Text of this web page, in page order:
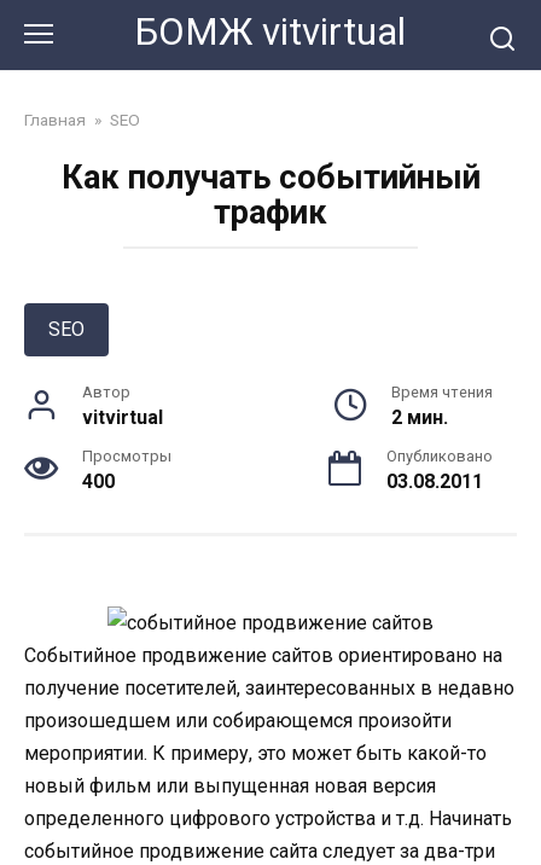
контенту
БОМЖ vitvirtual
Главная » SEO
Как получать событийный
трафик
SEO
Автор
vitvirtual
Время чтения
2 мин.
Просмотры
400
Опубликовано
03.08.2011
Событийное продвижение сайтов ориентировано на
получение посетителей, заинтересованных в недавно
произошедшем или собирающемся произойти
мероприятии. К примеру, это может быть какой-то
новый фильм или выпущенная новая версия
определенного цифрового устройства и т.д. Начинать
событийное продвижение сайта следует за два-три